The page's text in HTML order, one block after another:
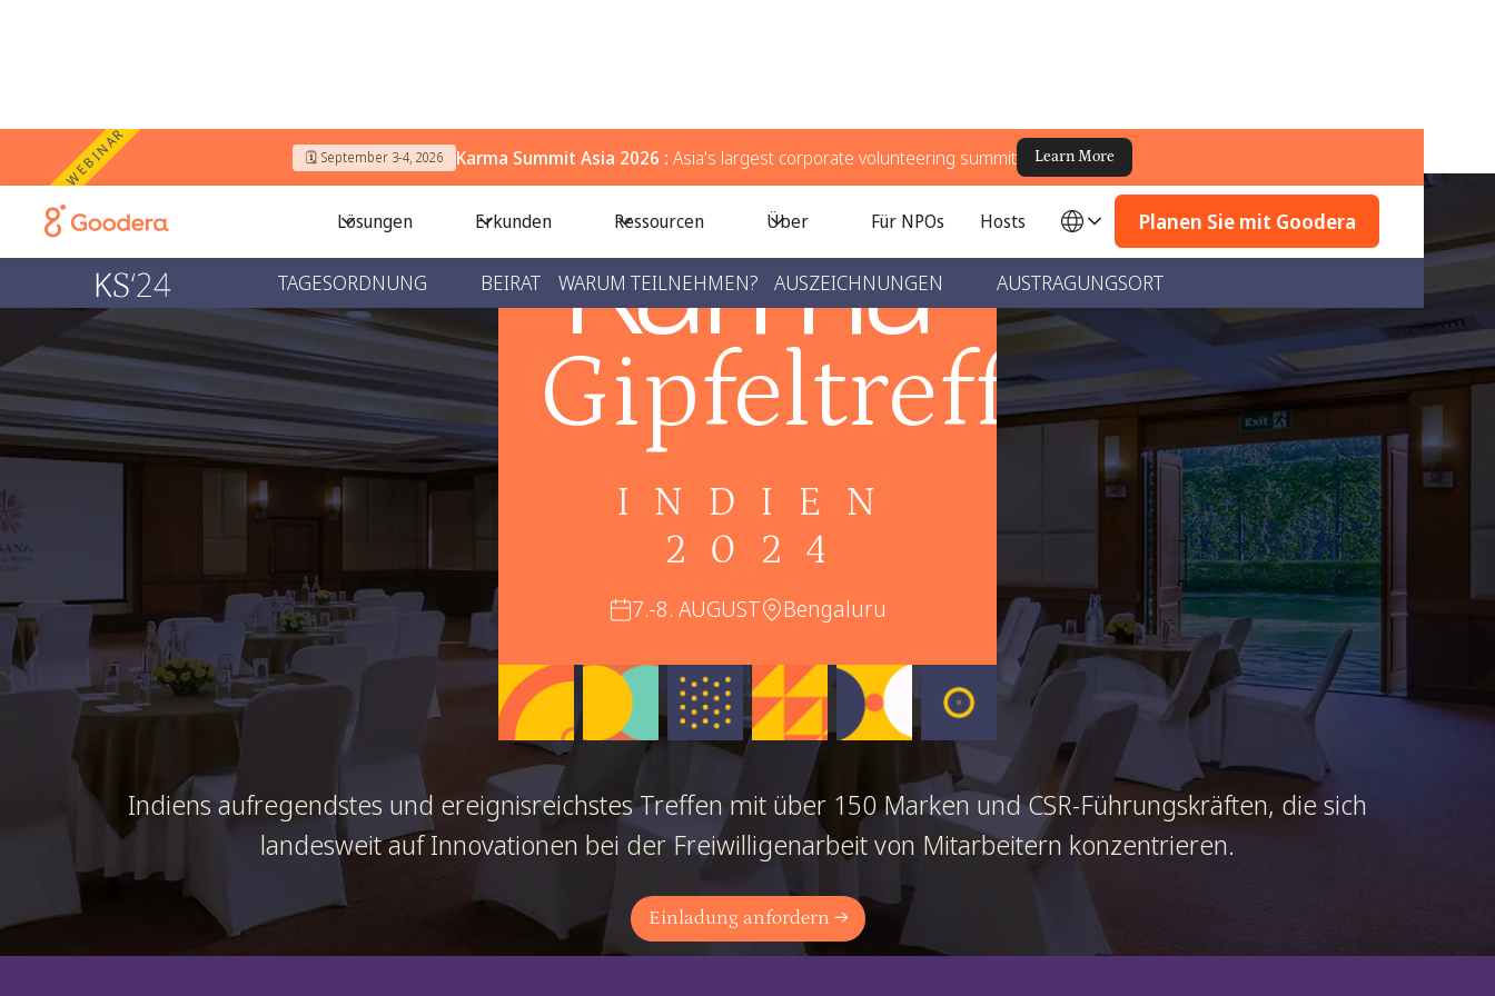
WEBINAR 🗓️ September 3-4, 2026 Karma Summit Asia 2026 : Asia's largest corporate volunteering summit Learn More
Lösungen Erkunden Ressourcen Über Für NPOs Hosts Planen Sie mit Goodera
TAGESORDNUNG BEIRAT WARUM TEILNEHMEN? AUSZEICHNUNGEN AUSTRAGUNGSORT
Karma
Gipfeltreffen
INDIEN
2024
7.-8. AUGUST Bengaluru
Indiens aufregendstes und ereignisreichstes Treffen mit über 150 Marken und CSR-Führungskräften, die sich
landesweit auf Innovationen bei der Freiwilligenarbeit von Mitarbeitern konzentrieren.
Einladung anfordern →